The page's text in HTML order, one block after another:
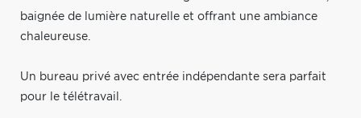
baignée de lumière naturelle et offrant une ambiance
chaleureuse.
Un bureau privé avec entrée indépendante sera parfait
pour le télétravail.